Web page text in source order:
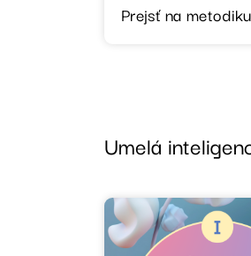
Prejsť na
Umelá